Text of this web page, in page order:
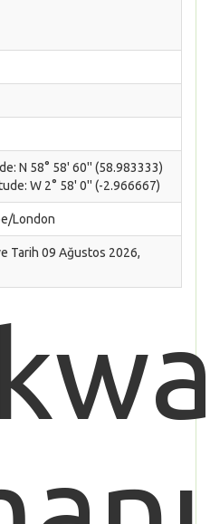
N 58° 58' 60'' (58.983333)
W 2° 58' 0'' (-2.966667)
London
Tarih 09 Ağustos 2026,